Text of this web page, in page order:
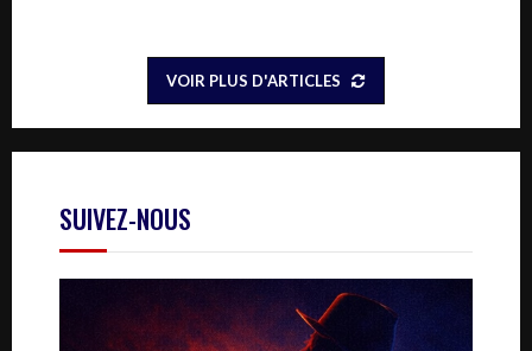
VOIR PLUS D'ARTICLES
SUIVEZ-NOUS